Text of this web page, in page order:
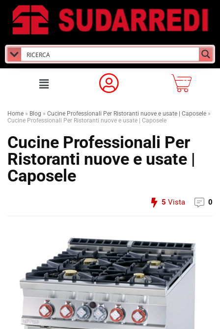
Home » Blog » Cucine Professionali Per Ristoranti nuove e usate | Caposele »
Cucine Professionali Per Ristoranti nuove e usate | Caposele
Cucine Professionali Per
Ristoranti nuove e usate |
Caposele
5 Vista 0